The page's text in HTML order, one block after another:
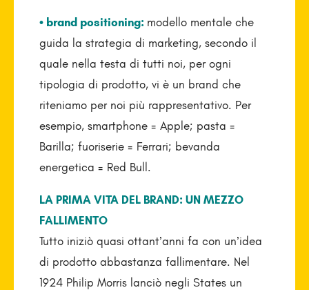
• brand positioning: modello mentale che
guida la strategia di marketing, secondo il
quale nella testa di tutti noi, per ogni
tipologia di prodotto, vi è un brand che
riteniamo per noi più rappresentativo. Per
esempio, smartphone = Apple; pasta =
Barilla; fuoriserie = Ferrari; bevanda
energetica = Red Bull.
LA PRIMA VITA DEL BRAND: UN MEZZO
FALLIMENTO
Tutto iniziò quasi ottant’anni fa con un’idea
di prodotto abbastanza fallimentare. Nel
1924 Philip Morris lanciò negli States un